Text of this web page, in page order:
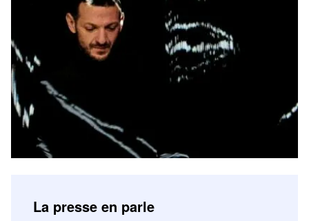
La presse en parle